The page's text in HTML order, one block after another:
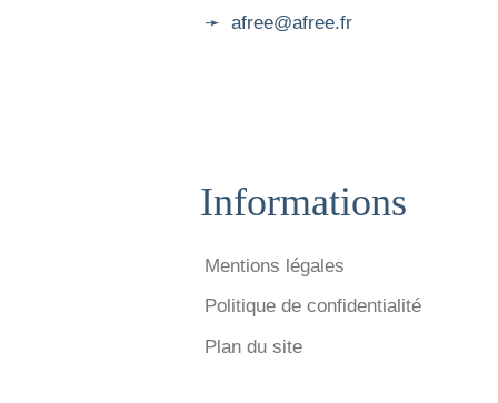
➛ afree@afree.fr
Informations
Mentions légales
Politique de confidentialité
Plan du site